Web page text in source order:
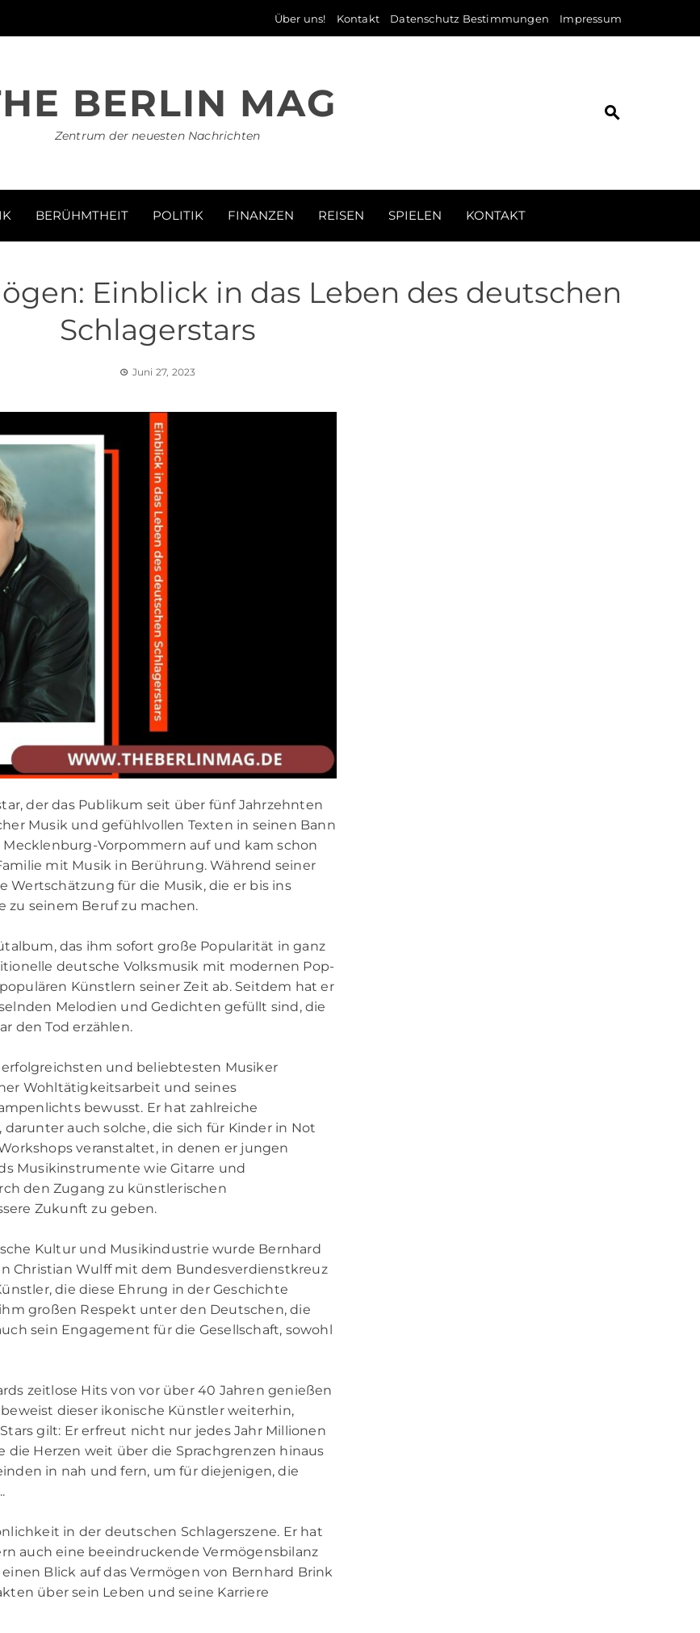
Über uns! Kontakt Datenschutz Bestimmungen Impressum
BERLIN MAG
Zentrum der neuesten Nachrichten
BERÜHMTHEIT POLITIK FINANZEN REISEN SPIELEN KONTAKT
Einblick in das Leben des deutschen
Schlagerstars
Juni 27, 2023
der das Publikum seit über fünf Jahrzehnten
Musik und gefühlvollen Texten in seinen Bann
Mecklenburg-Vorpommern auf und kam schon
mit Musik in Berührung. Während seiner
für die Musik, die er bis ins
zu seinem Beruf zu machen.
das ihm sofort große Popularität in ganz
deutsche Volksmusik mit modernen Pop-
Künstlern seiner Zeit ab. Seitdem hat er
Melodien und Gedichten gefüllt sind, die
den Tod erzählen.
und beliebtesten Musiker
Wohltätigkeitsarbeit und seines
bewusst. Er hat zahlreiche
auch solche, die sich für Kinder in Not
veranstaltet, in denen er jungen
Musikinstrumente wie Gitarre und
den Zugang zu künstlerischen
Zukunft zu geben.
Kultur und Musikindustrie wurde Bernhard
Christian Wulff mit dem Bundesverdienstkreuz
die diese Ehrung in der Geschichte
großen Respekt unter den Deutschen, die
sein Engagement für die Gesellschaft, sowohl
zeitlose Hits von vor über 40 Jahren genießen
dieser ikonische Künstler weiterhin,
gilt: Er erfreut nicht nur jedes Jahr Millionen
Herzen weit über die Sprachgrenzen hinaus
in nah und fern, um für diejenigen, die
in der deutschen Schlagerszene. Er hat
auch eine beeindruckende Vermögensbilanz
Blick auf das Vermögen von Bernhard Brink
über sein Leben und seine Karriere